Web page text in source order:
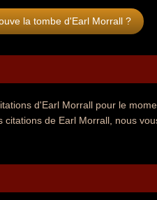
la tombe d'Earl Morrall ?
d'Earl Morrall pour le
citations de Earl Morrall, nous